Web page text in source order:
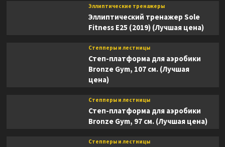
Эллиптические тренажеры
Эллиптический тренажер Sole
Fitness E25 (2019) (Лучшая цена)
Степперы и лестницы
Степ-платформа для аэробики
Bronze Gym, 107 см. (Лучшая
цена)
Степперы и лестницы
Степ-платформа для аэробики
Bronze Gym, 97 см. (Лучшая цена)
Степперы и лестницы